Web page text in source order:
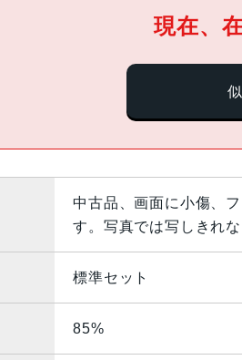
現在、
中古品、画面に小傷、
す。写真では写しきれ
標準セット
85%